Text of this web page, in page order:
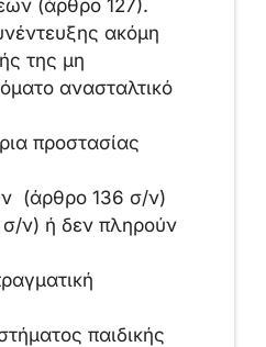
(άρθρο 127).
ακόμη
της μη
ανασταλτικό
προστασίας
(άρθρο 136 σ/ν)
σ/ν) ή δεν πληρούν
παιδικής